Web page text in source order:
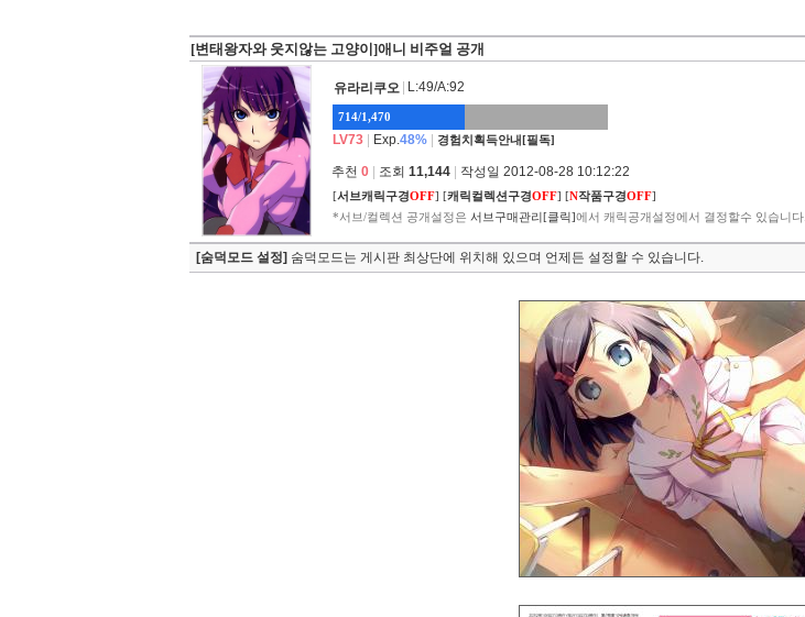
[변태왕자와 웃지않는 고양이]애니 비주얼 공개
유라리쿠오 L:49/A:92
714/1,470
LV73 Exp.48% 경험치획득안내[필독]
추천 0 조회 11,144 작성일 2012-08-28 10:12:22
[서브캐릭구경OFF] [캐릭컬렉션구경OFF] [N작품구경OFF]
*서브/컬렉션 공개설정은 서브구매관리[클릭]에서 캐릭공개설정에서 결정할수 있습니다.
[숨덕모드 설정] 숨덕모드는 게시판 최상단에 위치해 있으며 언제든 설정할 수 있습니다.